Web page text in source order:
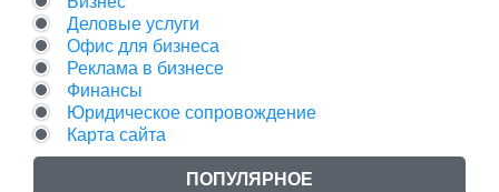
Деловые услуги
Офис для бизнеса
Реклама в бизнесе
Финансы
Юридическое сопровождение
Карта сайта
ПОПУЛЯРНОЕ